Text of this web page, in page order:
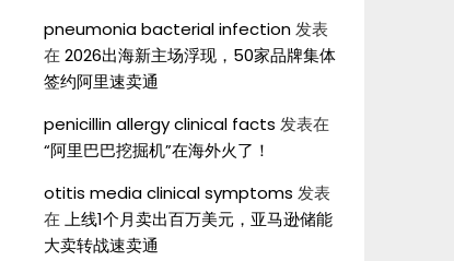
pneumonia bacterial infection发表
在2026出海新主场浮现，50家品牌集体
签约阿里速卖通
penicillin allergy clinical facts 发表在
“阿里巴巴挖掘机”在海外火了！
otitis media clinical symptoms 发表
在上线1个月卖出百万美元，亚马逊储能
大卖转战速卖通